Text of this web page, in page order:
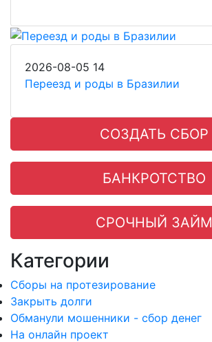
2026-08-05 14
Переезд и роды в Бразилии
СОЗДАТЬ СБОР
БАНКРОТСТВО
СРОЧНЫЙ ЗАЙМ
Категории
Сборы на протезирование
Закрыть долги
Обманули мошенники - сбор денег
На онлайн проект